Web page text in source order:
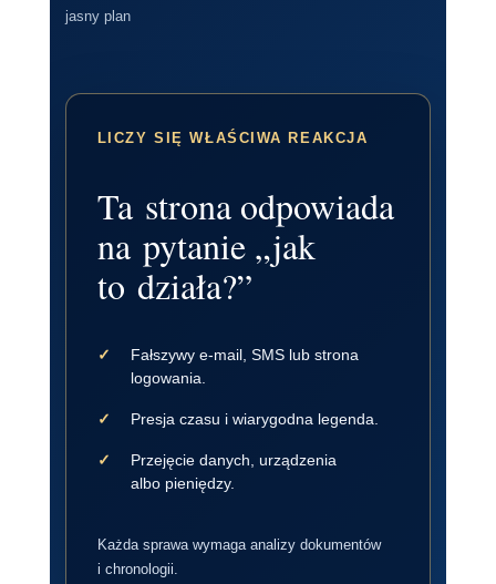
jasny plan
LICZY SIĘ WŁAŚCIWA REAKCJA
Ta strona odpowiada
na pytanie „jak
to działa?”
Fałszywy e-mail, SMS lub strona
logowania.
Presja czasu i wiarygodna legenda.
Przejęcie danych, urządzenia
albo pieniędzy.
Każda sprawa wymaga analizy dokumentów
i chronologii.